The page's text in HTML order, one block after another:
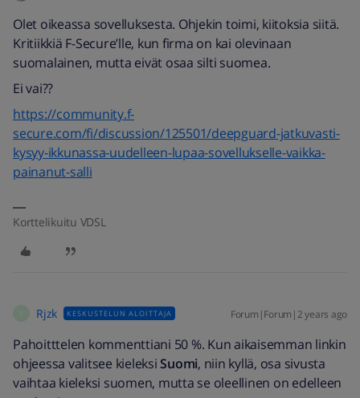
Olet oikeassa sovelluksesta. Ohjekin toimi, kiitoksia siitä.
Kritiikkiä F-Secure’lle, kun firma on kai olevinaan
suomalainen, mutta eivät osaa silti suomea.
Ei vai??
https://community.f-
secure.com/fi/discussion/125501/deepguard-jatkuvasti-
kysyy-ikkunassa-uudelleen-lupaa-sovellukselle-vaikka-
painanut-salli
Korttelikuitu VDSL
Rjzk KESKUSTELUN ALOITTAJA Forum|Forum|2 years ago
Pahoitttelen kommenttiani 50 %. Kun aikaisemman linkin
ohjeessa valitsee kieleksiSuomi, niin kyllä, osa sivusta
vaihtaa kieleksi suomen, mutta se oleellinen on edelleen